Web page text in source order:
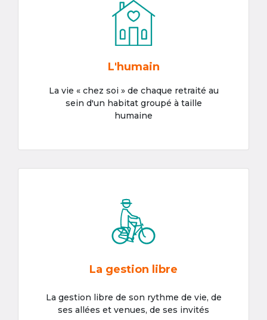
L'humain
La vie « chez soi » de chaque retraité au
sein d'un habitat groupé à taille
humaine
La gestion libre
La gestion libre de son rythme de vie, de
ses allées et venues, de ses invités